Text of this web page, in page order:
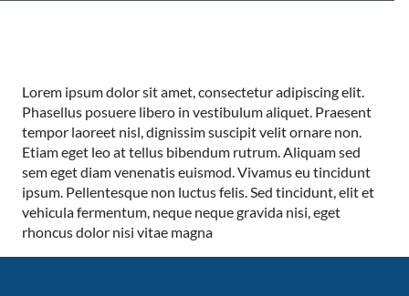
Lorem ipsum dolor sit amet, consectetur adipiscing elit.
Phasellus posuere libero in vestibulum aliquet. Praesent
tempor laoreet nisl, dignissim suscipit velit ornare non.
Etiam eget leo at tellus bibendum rutrum. Aliquam sed
sem eget diam venenatis euismod. Vivamus eu tincidunt
ipsum. Pellentesque non luctus felis. Sed tincidunt, elit et
vehicula fermentum, neque neque gravida nisi, eget
rhoncus dolor nisi vitae magna